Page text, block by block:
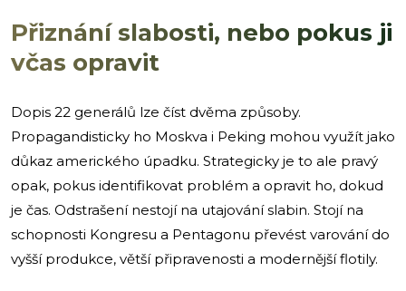
Přiznání slabosti, nebo pokus ji
včas opravit
Dopis 22 generálů lze číst dvěma způsoby.
Propagandisticky ho Moskva i Peking mohou využít jako
důkaz amerického úpadku. Strategicky je to ale pravý
opak, pokus identifikovat problém a opravit ho, dokud
je čas. Odstrašení nestojí na utajování slabin. Stojí na
schopnosti Kongresu a Pentagonu převést varování do
vyšší produkce, větší připravenosti a modernější flotily.